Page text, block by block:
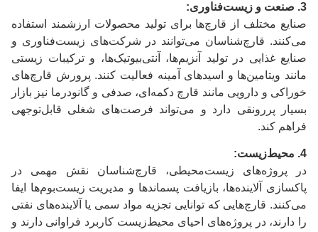
3. صنعت و زیست‌فناوری:
صنایع مختلف از قارچ‌ها برای تولید محصولات ارزشمند استفاده
می‌کنند. قارچ‌شناسان می‌توانند در شرکت‌های زیست‌فناوری و
صنایع غذایی در تولید آنزیم‌ها، آنتی‌بیوتیک‌ها، و ترکیبات زیستی
مانند ویتامین‌ها و اسیدهای آمینه فعالیت کنند. پرورش قارچ‌های
خوراکی و دارویی مانند قارچ دکمه‌ای، صدفی و گانودرما نیز بازار
بسیار پررونقی دارد و می‌تواند فرصت‌های شغلی قابل‌توجهی
فراهم کند.
4. محیط‌زیست:
در پروژه‌های زیست‌محیطی، قارچ‌شناسان نقش مهمی در
پاکسازی آلاینده‌ها، بازیافت پسماندها و مدیریت زیست‌بوم‌ها ایفا
می‌کنند. قارچ‌هایی که توانایی تجزیه مواد سمی یا آلاینده‌های نفتی
را دارند، در پروژه‌های احیای محیط‌زیست کاربرد فراوانی دارند و